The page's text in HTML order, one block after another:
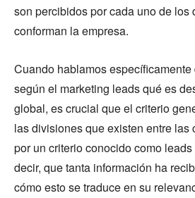
son percibidos por cada uno de los
conforman la empresa.
Cuando hablamos
según el marketing leads qué es
global, es crucial que el criterio
las divisiones que existen entre las
por un criterio conocido como
decir, que tanta información ha
cómo esto se traduce en su